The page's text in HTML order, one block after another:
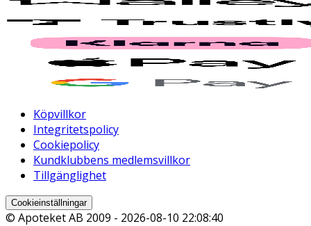
Köpvillkor
Integritetspolicy
Cookiepolicy
Kundklubbens medlemsvillkor
Tillgänglighet
Cookieinställningar
© Apoteket AB 2009 - 2026-08-10 22:08:40